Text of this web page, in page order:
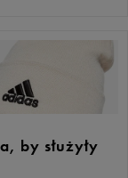
by służyły